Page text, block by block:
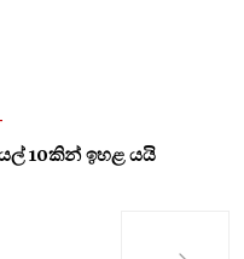
10කින් ඉහළ යයි